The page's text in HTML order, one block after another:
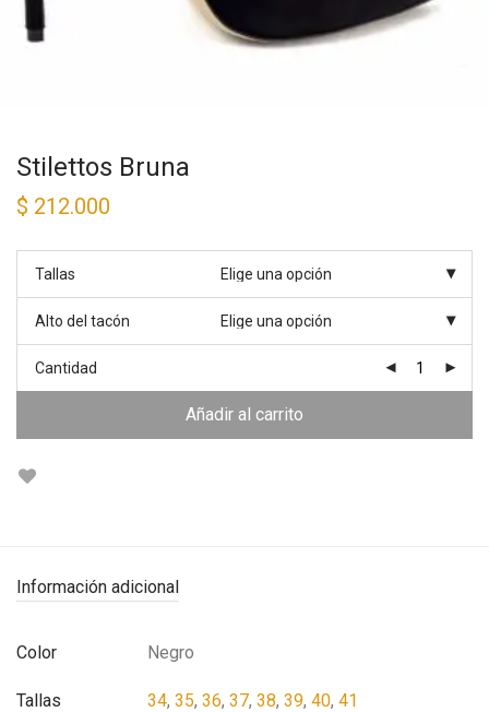
Stilettos Bruna
$ 212.000
Tallas
Alto del tacón
Cantidad
Añadir al carrito
Información adicional
Color Negro
Tallas 34, 35, 36, 37, 38, 39, 40, 41